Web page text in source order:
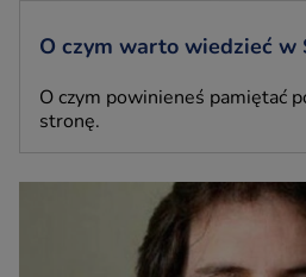
O czym warto wiedzieć w
O czym powinieneś pamiętać
stronę.